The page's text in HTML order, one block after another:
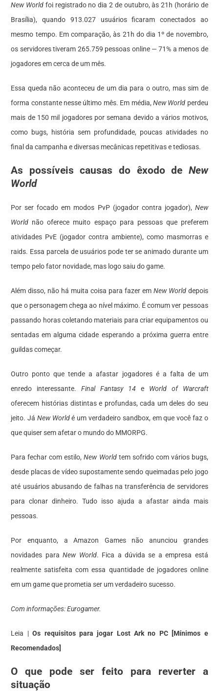
New World foi registrado no dia 2 de outubro, às 21h (horário de
Brasília), quando 913.027 usuários ficaram conectados ao
mesmo tempo. Em comparação, às 21h do dia 1º de novembro,
os servidores tiveram 265.759 pessoas online — 71% a menos de
jogadores em cerca de um mês.
Essa queda não aconteceu de um dia para o outro, mas sim de
forma constante nesse último mês. Em média, New World perdeu
mais de 150 mil jogadores por semana devido a vários motivos,
como bugs, história sem profundidade, poucas atividades no
final da campanha e diversas mecânicas repetitivas e tediosas.
As possíveis causas do êxodo de New
World
Por ser focado em modos PvP (jogador contra jogador), New
World não oferece muito espaço para pessoas que preferem
atividades PvE (jogador contra ambiente), como masmorras e
raids. Essa parcela de usuários pode ter se animado durante um
tempo pelo fator novidade, mas logo saiu do game.
Além disso, não há muita coisa para fazer em New Worlddepois
que o personagem chega ao nível máximo. É comum ver pessoas
passando horas coletando materiais para criar equipamentos ou
sentadas em alguma cidade esperando a próxima guerra entre
guildas começar.
Outro ponto que tende a afastar jogadores é a falta de um
enredo interessante.Final Fantasy 14 e World of Warcraft
oferecem histórias distintas e profundas, cada um deles do seu
jeito. Já New Worldé um verdadeiro sandbox, em que você faz o
que quiser sem afetar o mundo do MMORPG.
Para fechar com estilo,New Worldtem sofrido com vários bugs,
desde placas de vídeo supostamente sendo queimadas pelo jogo
até usuários abusando de falhas na transferência de servidores
para clonar dinheiro. Tudo isso ajuda a afastar ainda mais
pessoas.
Por enquanto, a Amazon Games não anunciou grandes
novidades paraNew World. Fica a dúvida se a empresa está
realmente satisfeita com essa quantidade de jogadores online
em um game que prometia ser um verdadeiro sucesso.
Com informações: Eurogamer.
Leia |Os requisitos para jogar Lost Ark no PC [Mínimos e
Recomendados]
O que pode ser feito para reverter a
situação